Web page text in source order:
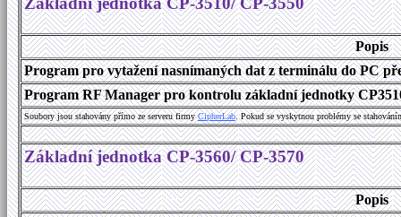
Popis
Program pro vytažení nasnímaných dat z terminálu do PC
Program RF Manager pro kontrolu základní jednotky
Soubory jsou stahovány přímo ze serveru firmyCipherLab. Pokud se vyskytnou problémy se
Základní jednotka CP-3560/ CP-3570
Popis